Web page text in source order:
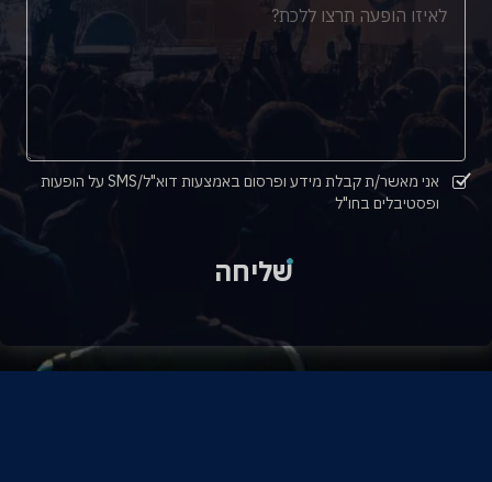
אני מאשר/ת קבלת מידע ופרסום באמצעות דוא"ל/SMS על הופעות
ופסטיבלים בחו"ל
שליחה